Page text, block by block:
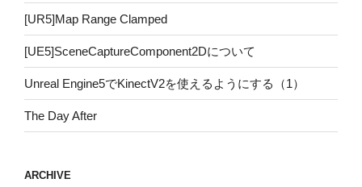
ル
ト”
の
[UR5]Map Range Clamped
[UE5]SceneCaptureComponent2Dについて
Unreal Engine5でKinectV2を使えるようにする（1）
The Day After
ARCHIVE